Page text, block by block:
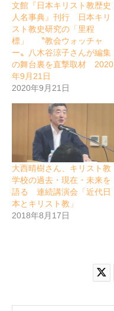
文館『日本キリスト教歴史
人名事典』刊行 日本キリ
スト教史研究の「里程
標」 〝教会ウォッチャ
ー〟八木谷涼子さんが編集
の舞台裏を直撃取材 2020
年9月21日
2020年9月21日
大西晴樹さん、キリスト教
学校の過去・現在・未来を
語る 連続講演会「近代日
本とキリスト教」
2018年8月17日
